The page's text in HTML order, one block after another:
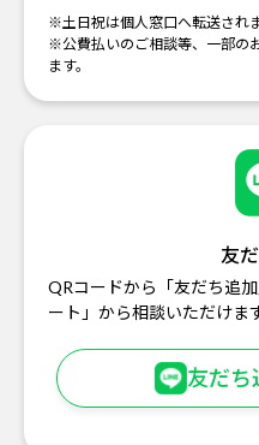
※土日祝は個人窓口へ転送されま
※公費払いのご相談等、一部の
ます。
友
QRコードから「友だち追
ート」から相談いただけます
友だち